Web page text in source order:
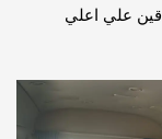
وساقين علي اعلي